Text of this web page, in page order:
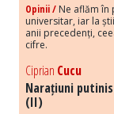
Opinii / Ne aflăm
universitar, iar la
anii precedenți,
cifre.
Ciprian Cucu
Narațiuni
(II)